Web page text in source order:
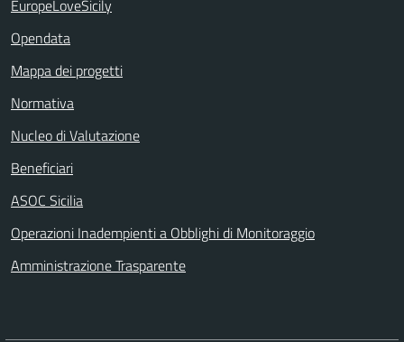
EuropeLoveSicily
Opendata
Mappa dei progetti
Normativa
Nucleo di Valutazione
Beneficiari
ASOC Sicilia
Operazioni Inadempienti a Obblighi di Monitoraggio
Amministrazione Trasparente